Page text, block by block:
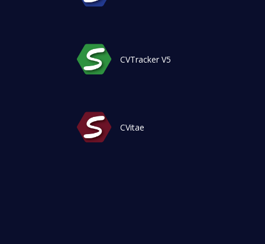
CVTracker V5
CVitae